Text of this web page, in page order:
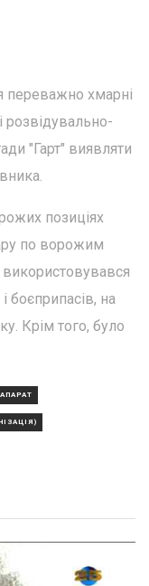
переважно хмарні
розвідувально-
"Гарт" виявляти
позиціях
по ворожим
використовувався
боєприпасів, на
Крім того, було